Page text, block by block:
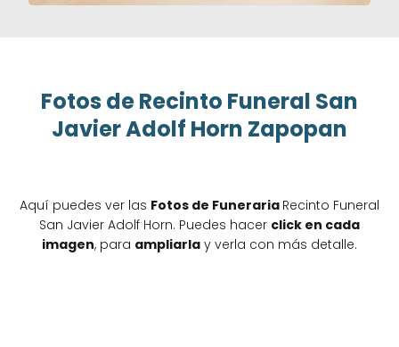
Fotos de Recinto Funeral San
Javier Adolf Horn Zapopan
Aquí puedes ver las Fotos de Funeraria Recinto Funeral
San Javier Adolf Horn. Puedes hacer click en cada
imagen, para ampliarla y verla con más detalle.